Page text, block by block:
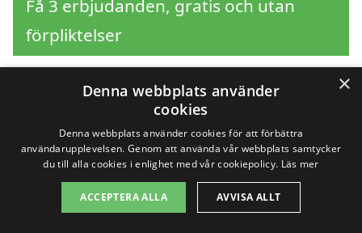
Få 3 erbjudanden, gratis och utan
förpliktelser
Sök efter en
professionell för
trädgårdsdesign i andra
×
Denna webbplats använder
cookies
Denna webbplats använder cookies för att förbättra
användarupplevelsen. Genom att använda vår webbplats samtycker
du till alla cookies i enlighet med vår cookiepolicy. Läs mer
ACCEPTERA ALLA AVVISA ALLT